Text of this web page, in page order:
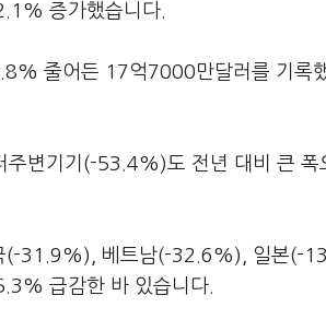
증가했습니다.
줄어든 17억7000만달러를 기록
변기기(-53.4%)도 전년 대비 큰 폭
(-31.9%), 베트남(-32.6%), 일본(-
급감한 바 있습니다.